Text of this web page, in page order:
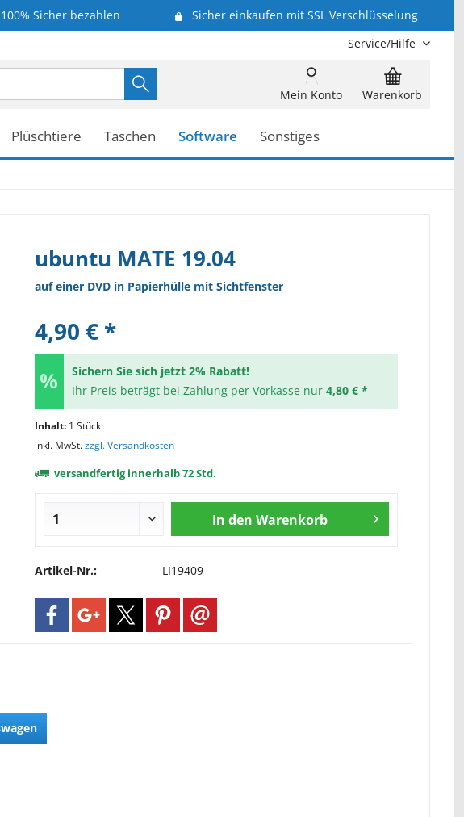
100% Sicher bezahlen
Sicher einkaufen mit SSL Verschlüsselung
Service/Hilfe
Warenkorb
Mein Konto
Plüschtiere Taschen Software Sonstiges
ubuntu MATE 19.04
auf einer DVD in Papierhülle mit Sichtfenster
4,90 € *
Sichern Sie sich jetzt 2% Rabatt!
Ihr Preis beträgt bei Zahlung per Vorkasse nur 4,80 € *
Inhalt: 1 Stück
inkl. MwSt.zzgl. Versandkosten
versandfertig innerhalb 72 Std.
In den Warenkorb
Artikel-Nr.: LI19409